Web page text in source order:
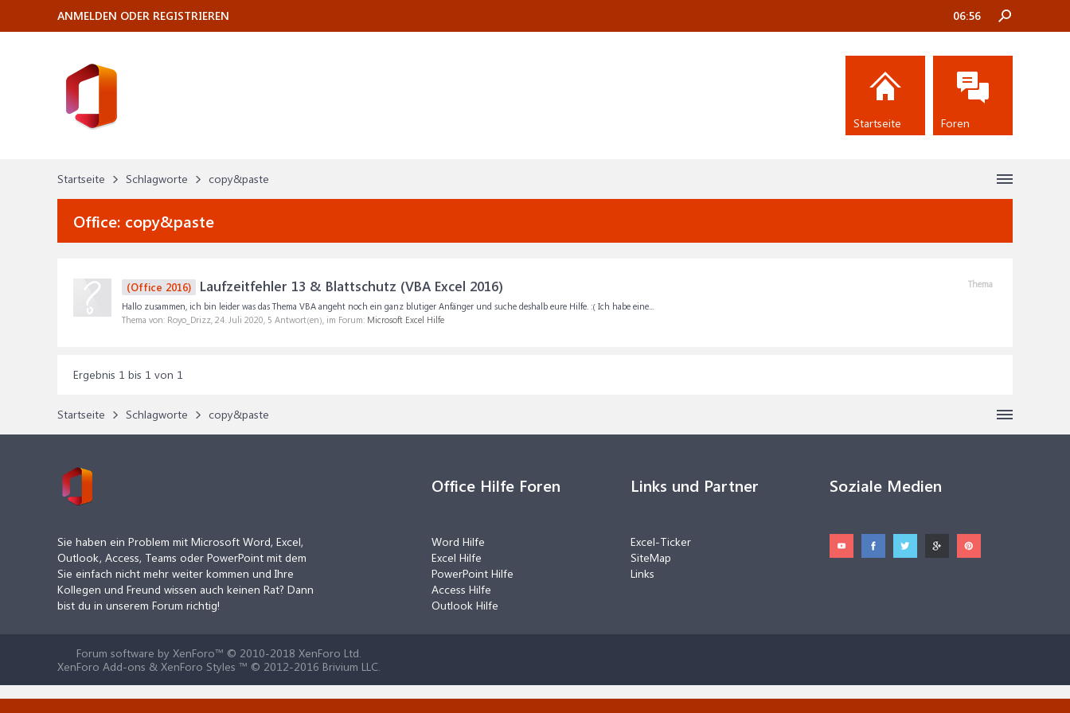
Startseite Schlagworte copy&paste
Office: copy&paste
Thema
(Office 2016) Laufzeitfehler 13 & Blattschutz (VBA Excel 2016)
Hallo zusammen, ich bin leider was das Thema VBA angeht noch ein ganz blutiger Anfänger und suche deshalb eure Hilfe. :( Ich habe eine...
Thema von: Royo_Drizz, 24. Juli 2020, 5 Antwort(en), im Forum: Microsoft Excel Hilfe
Ergebnis 1 bis 1 von 1
Startseite Schlagworte copy&paste
ANMELDEN ODER REGISTRIEREN 06:56
Startseite Foren
Sie haben ein Problem mit Microsoft Word, Excel,
Outlook, Access, Teams oder PowerPoint mit dem
Sie einfach nicht mehr weiter kommen und Ihre
Kollegen und Freund wissen auch keinen Rat? Dann
bist du in unserem Forum richtig!
Office Hilfe Foren
Word Hilfe
Excel Hilfe
PowerPoint Hilfe
Access Hilfe
Outlook Hilfe
Links und Partner
Excel-Ticker
SiteMap
Links
Soziale Medien
Forum software by XenForo™ © 2010-2018 XenForo Ltd.
XenForo Add-ons & XenForo Styles ™ © 2012-2016 Brivium LLC.